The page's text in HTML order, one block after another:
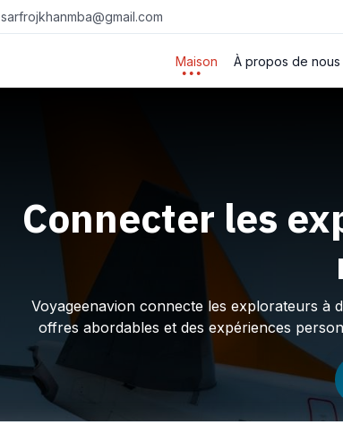
sarfrojkhanmba@gmail.com
Maison À propos de nous
Connecter les
Voyageenavion connecte les explorateurs à
offres abordables et des expériences